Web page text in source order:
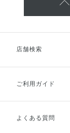
店舗検索
ご利用ガイド
ご利用ガイドトップ
よくある質問